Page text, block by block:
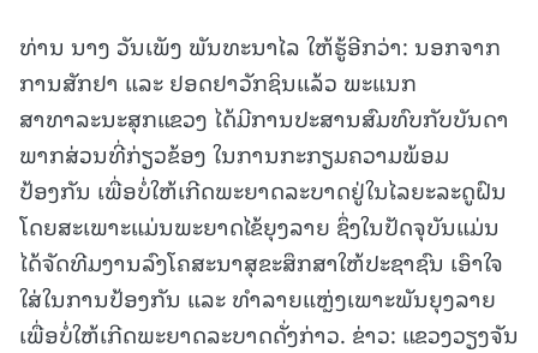
ທ່ານ ນາງ ວັນເພັງ ພັນທະນາໄລ ໃຫ້ຮູ້ອີກວ່າ: ນອກຈາກ
ການສັກຢາ ແລະ ຢອດຢາວັກຊິນແລ້ວ ພະແນກ
ສາທາລະນະສຸກແຂວງ ໄດ້ມີການປະສານສົມທົບກັບບັນດາ
ພາກສ່ວນທີ່ກ່ຽວຂ້ອງ ໃນການກະກຽມຄວາມພ້ອມ
ປ້ອງກັນ ເພື່ອບໍ່ໃຫ້ເກີດພະຍາດລະບາດຢູ່ໃນໄລຍະລະດູຝົນ
ໂດຍສະເພາະແມ່ນພະຍາດໄຂ້ຍຸງລາຍ ຊຶ່ງໃນປັດຈຸບັນແມ່ນ
ໄດ້ຈັດທີມງານລົງໂຄສະນາສຸຂະສຶກສາໃຫ້ປະຊາຊົນ ເອົາໃຈ
ໃສ່ໃນການປ້ອງກັນ ແລະ ທຳລາຍແຫຼ່ງເພາະພັນຍຸງລາຍ
ເພື່ອບໍ່ໃຫ້ເກີດພະຍາດລະບາດດັ່ງກ່າວ. ຂ່າວ: ແຂວງວຽງຈັນ